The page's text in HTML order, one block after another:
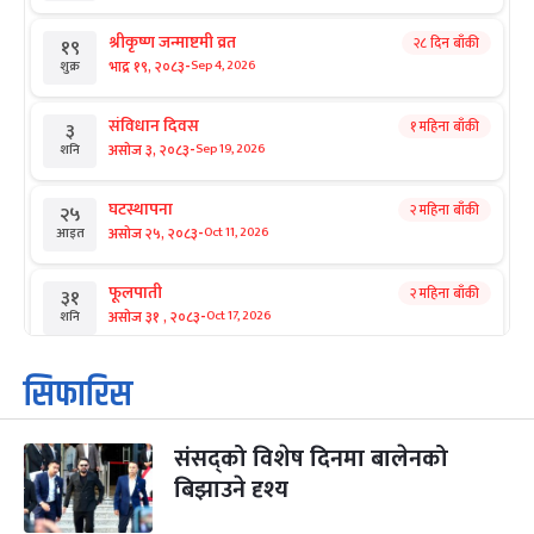
१९
शुक्र
श्रीकृष्ण जन्माष्टमी व्रत
भाद्र १९, २०८३-Sep 4, 2026
२८ दिन बाँकी
३
शनि
संविधान दिवस
असोज ३, २०८३-Sep 19, 2026
१ महिना बाँकी
२५
आइत
घटस्थापना
असोज २५, २०८३-Oct 11, 2026
२ महिना बाँकी
३१
शनि
फूलपाती
असोज ३१ , २०८३-Oct 17, 2026
२ महिना बाँकी
१
आइत
कार्तिक सङ्क्रान्ति
कार्तिक १, २०८३
३
मंगल
महानवमी
कार्तिक ३, २०८३-Oct 20, 2026
२ महिना बाँकी
सिफारिस
संसद्को विशेष दिनमा बालेनको
बिझाउने दृश्य